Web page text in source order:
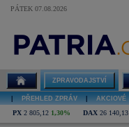
PÁTEK 07.08.2026
ZPRAVODAJSTVÍ
PŘEHLED ZPRÁV AKCIOVÉ
PX 2 805,12 1,30% DAX 26 140,13